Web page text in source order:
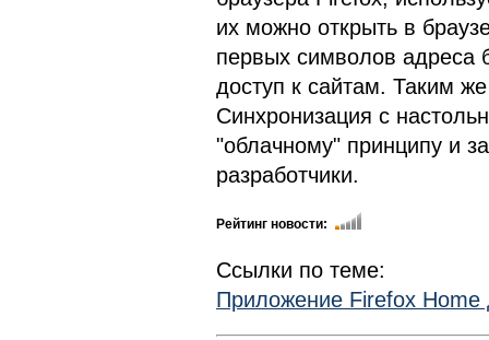
их можно открыть в
первых символов адреса
доступ к сайтам. Таким
Синхронизация с
"облачному" принципу и
разработчики.
Рейтинг новости:
Ссылки по теме:
Приложение Firefox